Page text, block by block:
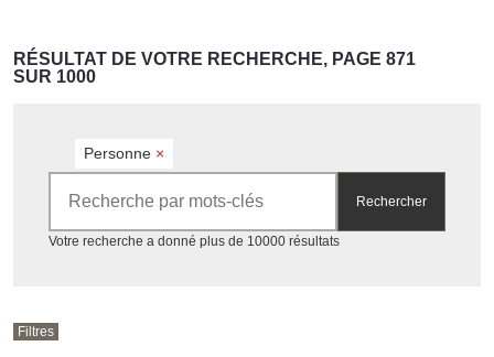
RÉSULTAT DE VOTRE RECHERCHE, PAGE 871
SUR 1000
Personne ×
Rechercher
Votre recherche a donné plus de 10000 résultatsAccéder aux résultats
Filtres